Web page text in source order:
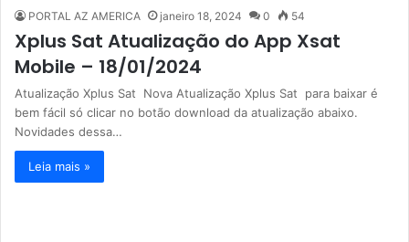
PORTAL AZ AMERICA janeiro 18, 2024 0 54
Xplus Sat Atualização do App Xsat
Mobile – 18/01/2024
Atualização Xplus Sat Nova Atualização Xplus Sat para baixar é
bem fácil só clicar no botão download da atualização abaixo.
Novidades dessa…
Leia mais »